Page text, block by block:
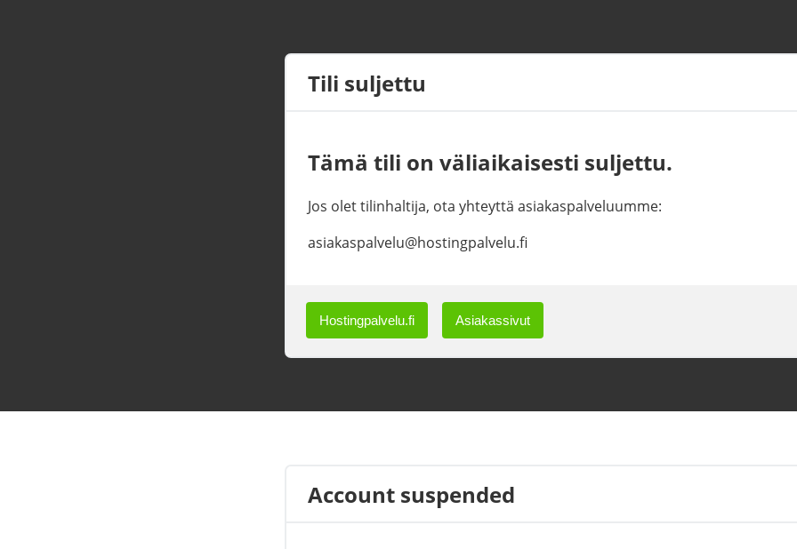
Tili suljettu
Tämä tili on väliaikaisesti suljettu.
Jos olet tilinhaltija, ota yhteyttä asiakaspalveluumme:
asiakaspalvelu@hostingpalvelu.fi
Hostingpalvelu.fi Asiakassivut
Account suspended